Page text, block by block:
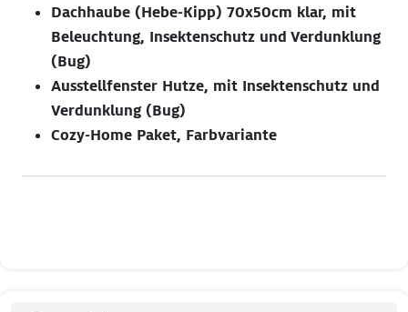
Dachhaube (Hebe-Kipp) 70x50cm klar, mit
Beleuchtung, Insektenschutz und Verdunklung
(Bug)
Ausstellfenster Hutze, mit Insektenschutz und
Verdunklung (Bug)
Cozy-Home Paket, Farbvariante